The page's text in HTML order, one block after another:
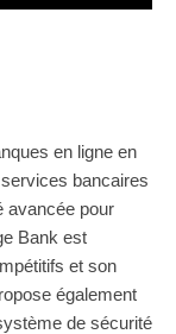
en ligne en
bancaires
avancée pour
Bank est
et son
également
de sécurité